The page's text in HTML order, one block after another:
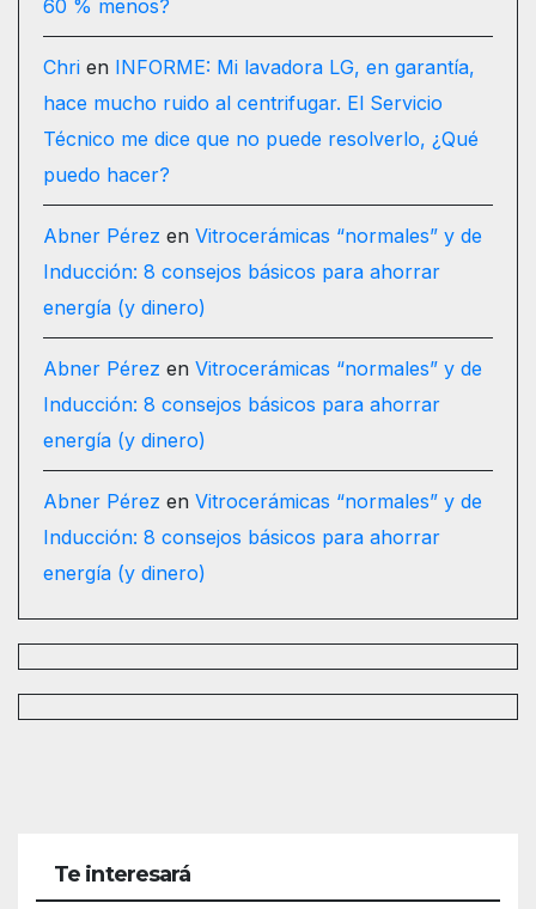
60 % menos?
Chri en INFORME: Mi lavadora LG, en garantía,
hace mucho ruido al centrifugar. El Servicio
Técnico me dice que no puede resolverlo, ¿Qué
puedo hacer?
Abner Pérez en Vitrocerámicas “normales” y de
Inducción: 8 consejos básicos para ahorrar
energía (y dinero)
Abner Pérez en Vitrocerámicas “normales” y de
Inducción: 8 consejos básicos para ahorrar
energía (y dinero)
Abner Pérez en Vitrocerámicas “normales” y de
Inducción: 8 consejos básicos para ahorrar
energía (y dinero)
Te interesará